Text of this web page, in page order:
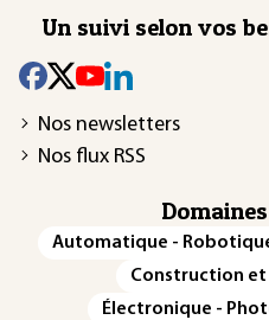
Un suivi selon vos
Nos newsletters
Nos flux RSS
Automatique -
Construction
Électronique -